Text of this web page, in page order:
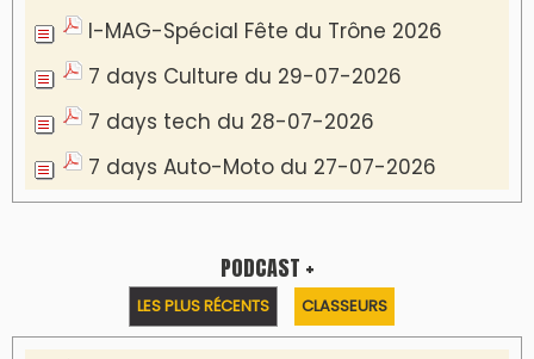
Podcast I-débats N31 du 18-07-2026
Communiqué de presse
Marrakech : le Musée Yves Saint Laurent fait
du mois d'août un rendez-vous